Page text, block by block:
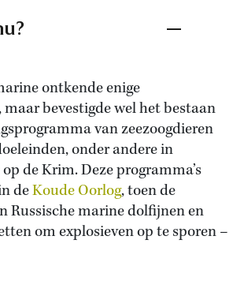
ontkende enige
bevestigde wel het bestaan
van zeezoogdieren
onder andere in
de Krim. Deze programma’s
deKoude Oorlog, toen de
Russische marine dolfijnen en
om explosieven op te sporen –